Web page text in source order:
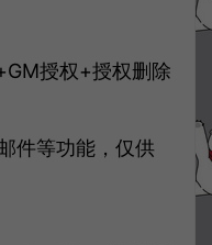
授权+授权删除
件等功能，仅供